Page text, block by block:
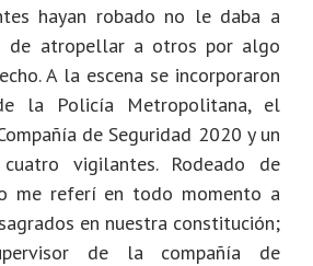
hayan robado no le daba a
de atropellar a otros por algo
A la escena se incorporaron
la Policía Metropolitana, el
de Seguridad 2020 y un
vigilantes. Rodeado de
me referí en todo momento a
en nuestra constitución;
de la compañía de